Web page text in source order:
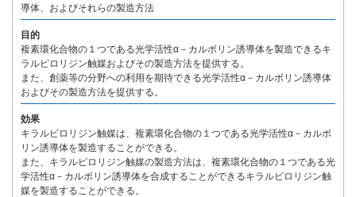
導体、およびそれらの製造方法
目的
複素環化合物の１つである光学活性α－カルボリン誘導体を製造できるキ
ラルピロリジン触媒およびその製造方法を提供する。
また、創薬等の分野への利用を期待できる光学活性α－カルボリン誘導体
およびその製造方法を提供する。
効果
キラルピロリジン触媒は、複素環化合物の１つである光学活性α－カルボ
リン誘導体を製造することができる。
また、キラルピロリジン触媒の製造方法は、複素環化合物の１つである光
学活性α－カルボリン誘導体を合成することができるキラルピロリジン触
媒を製造することができる。